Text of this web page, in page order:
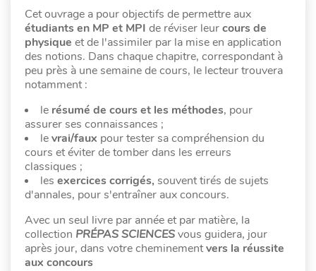
Cet ouvrage a pour objectifs de permettre aux
étudiants en MP et MPI de réviser leurcours de
physique et de l'assimiler par la mise en application
des notions. Dans chaque chapitre, correspondant à
peu près à une semaine de cours, le lecteur trouvera
notamment :
le résumé de cours et les méthodes, pour
assurer ses connaissances ;
levrai/faux pour tester sa compréhension du
cours et éviter de tomber dans les erreurs
classiques ;
les exercices corrigés, souvent tirés de sujets
d'annales, pour s'entraîner aux concours.
Avec un seul livre par année et par matière, la
collection PRÉPAS SCIENCESvous guidera, jour
après jour, dans votre cheminementvers la réussite
aux concours